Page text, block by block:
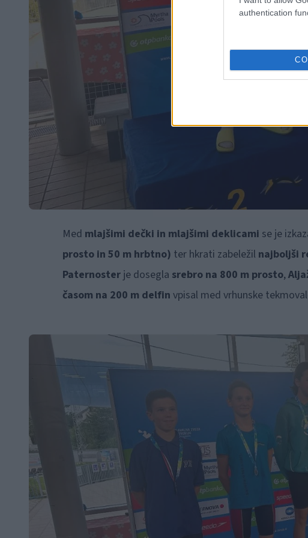
authentication
Med mlajšimi dečki in mlajšimi deklicami se je
prosto in 50 m hrbtno) ter hkrati zabeležil najboljši
Paternosterje dosegla srebro na 800 m prosto,
časom na 200 m delfin vpisal med vrhunske